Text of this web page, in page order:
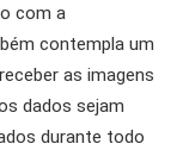
com a
contempla um
as imagens
dados sejam
durante todo